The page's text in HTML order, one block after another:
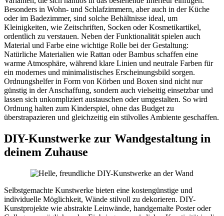
Besonders in Wohn- und Schlafzimmern, aber auch in der Küche
oder im Badezimmer, sind solche Behältnisse ideal, um
Kleinigkeiten, wie Zeitschriften, Socken oder Kosmetikartikel,
ordentlich zu verstauen. Neben der Funktionalität spielen auch
Material und Farbe eine wichtige Rolle bei der Gestaltung:
Natürliche Materialien wie Rattan oder Bambus schaffen eine
warme Atmosphäre, während klare Linien und neutrale Farben für
ein modernes und minimalistisches Erscheinungsbild sorgen.
Ordnungshelfer in Form von Körben und Boxen sind nicht nur
günstig in der Anschaffung, sondern auch vielseitig einsetzbar und
lassen sich unkompliziert austauschen oder umgestalten. So wird
Ordnung halten zum Kinderspiel, ohne das Budget zu
überstrapazieren und gleichzeitig ein stilvolles Ambiente geschaffen.
DIY-Kunstwerke zur Wandgestaltung in
deinem Zuhause
Selbstgemachte Kunstwerke bieten eine kostengünstige und
individuelle Möglichkeit, Wände stilvoll zu dekorieren. DIY-
Kunstprojekte wie abstrakte Leinwände, handgemalte Poster oder